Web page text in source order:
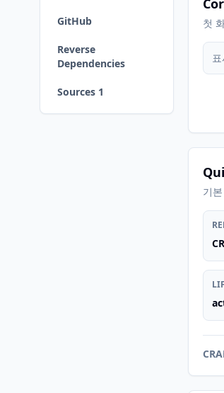
GitHub
Reverse
Dependencies
Sources 1
첫
기